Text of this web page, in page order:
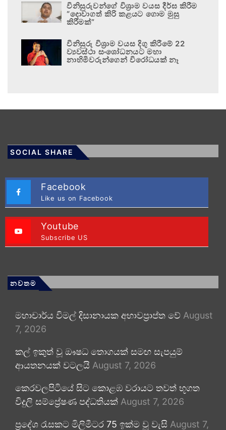
විනිසුරුවන්ගේ විශ්‍රාම වයස දීර්ඝ කිරීම
“දොවාගත් කිරි කළයට ගොම මුසු
කිරීමක්”
විනිසුරු විශ්‍රාම වයස දිගු කිරීමේ 22
ව්‍යවස්ථා සංශෝධනයට මහා
නාහිමිවරුන්ගෙන් විරෝධයක් නෑ
SOCIAL SHARE
Facebook
Like us on Facebook
Youtube
Subscribe US
නවතම
මහාචාර්ය විමල් දිසානායක අභාවප්‍රාප්ත වේ August
7, 2026
කල් ඉකුත් වූ ඖෂධ තොගයක් සමඟ සැපයුම්
ආයතනයක් වටලයි August 7, 2026
කෙරවලපිටියේ සිට කොළඹ වරායට තවත් භූගත
විදුලි සම්ප්‍රේෂණ පද්ධතියක් August 7, 2026
ප්‍රදේශ රැසකට මිලිමීටර 75 ඉක්ම වූ වැසි August 7,